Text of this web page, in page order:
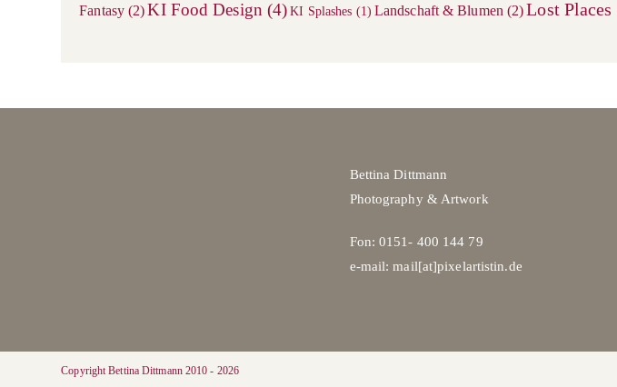
Fantasy(2)KI Food Design (4) KI Splashes (1) Landschaft & Blumen (2)Lost Places
Bettina Dittmann
Photography & Artwork
Fon: 0151- 400 144 79
e-mail: mail[at]pixelartistin.de
Copyright Bettina Dittmann 2010 - 2026